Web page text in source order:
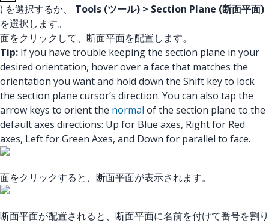
) を選択するか、 Tools (ツール) > Section Plane (断面平面)
を選択します。
面をクリックして、断面平面を配置します。
Tip: If you have trouble keeping the section plane in your
desired orientation, hover over a face that matches the
orientation you want and hold down the Shift key to lock
the section plane cursor’s direction. You can also tap the
arrow keys to orient the normal of the section plane to the
default axes directions: Up for Blue axes, Right for Red
axes, Left for Green Axes, and Down for parallel to face.
面をクリックすると、断面平面が表示されます。
断面平面が配置されると、断面平面に名前を付けて番号を割り